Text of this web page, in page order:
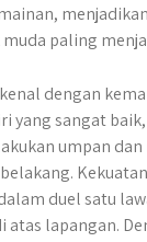
paling
dengan
yang sangat
umpan
duel satu
atas lapangan.